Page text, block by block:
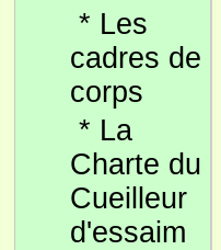
* Les
cadres de
corps
* La
Charte du
Cueilleur
d'essaim